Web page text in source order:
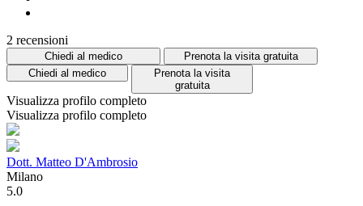
2 recensioni
Chiedi al medico
Prenota la visita gratuita
Chiedi al medico
Prenota la visita
gratuita
Visualizza profilo completo
Visualizza profilo completo
Dott. Matteo D'Ambrosio
Milano
5.0